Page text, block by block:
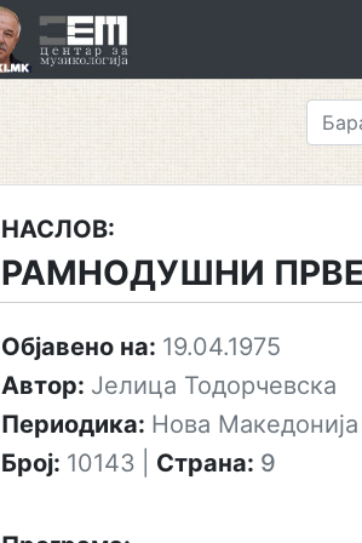
НАСЛОВ:
РАМНОДУШНИ
Објавено на: 19.04.1975
Автор: Јелица Тодорчевска
Периодика: Нова Македонија
Број: 10143 Страна: 9